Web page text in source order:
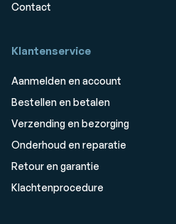
Contact
Klantenservice
Aanmelden en account
Bestellen en betalen
Verzending en bezorging
Onderhoud en reparatie
Retour en garantie
Klachtenprocedure